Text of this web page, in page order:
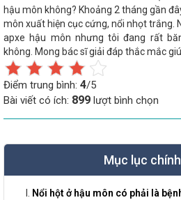
hậu môn không? Khoảng 2 tháng gần
môn xuất hiện cục cứng, nổi nhọt trắng.
apxe hậu môn nhưng tôi đang rất
không. Mong bác sĩ giải đáp thắc mắc
Điểm trung bình: 4/5
Bài viết có ích: 899 lượt bình chọn
Mục lục chính
Nổi hột ở hậu môn có phải là